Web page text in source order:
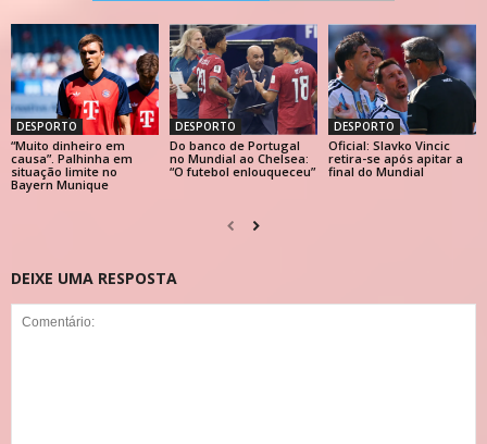
DESPORTO
“Muito dinheiro em
causa”. Palhinha em
situação limite no
Bayern Munique
DESPORTO
Do banco de Portugal
no Mundial ao Chelsea:
“O futebol enlouqueceu”
DESPORTO
Oficial: Slavko Vincic
retira-se após apitar a
final do Mundial
DEIXE UMA RESPOSTA